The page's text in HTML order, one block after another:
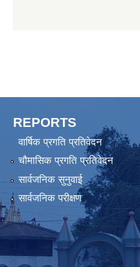
REPORTS
वार्षिक प्रगति प्रतिवेदन
चौमासिक प्रगति प्रतिवेदन
सार्वजनिक सुनुवाई
सार्वजनिक परीक्षण